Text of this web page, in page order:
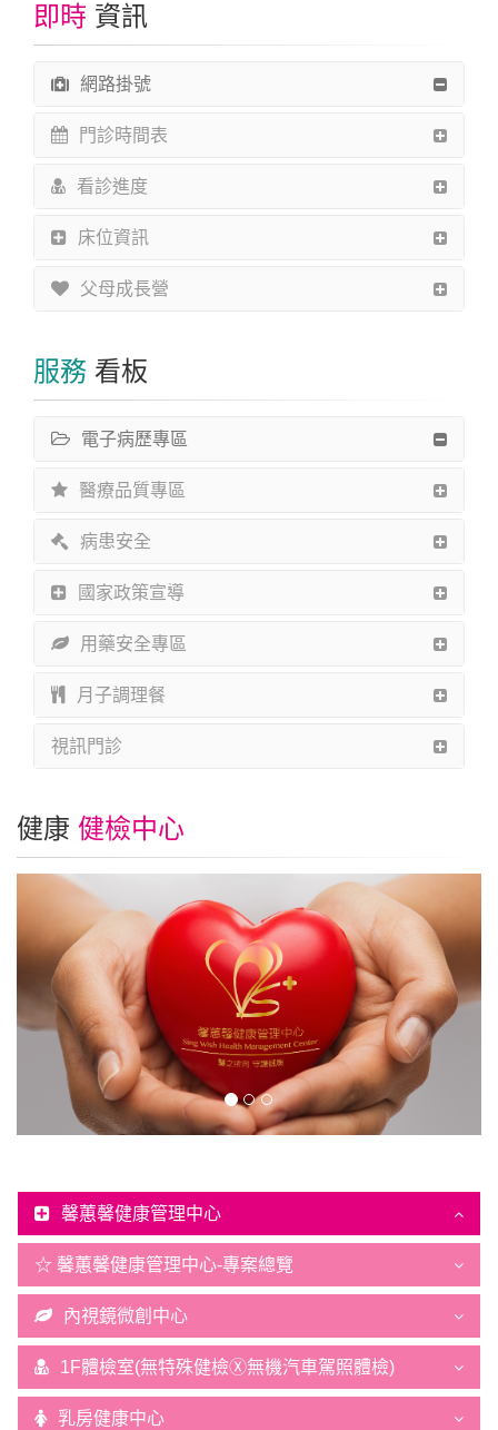
即時 資訊
網路掛號
門診時間表
看診進度
床位資訊
父母成長營
服務 看板
電子病歷專區
醫療品質專區
病患安全
國家政策宣導
用藥安全專區
月子調理餐
視訊門診
健康 健檢中心
馨蕙馨健康管理中心
☆ 馨蕙馨健康管理中心-專案總覽
內視鏡微創中心
1F體檢室(無特殊健檢Ⓧ無機汽車駕照體檢)
乳房健康中心